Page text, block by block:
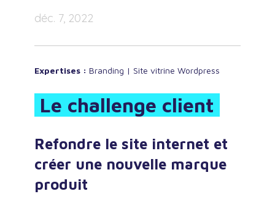
déc. 7, 2022
Expertises : Branding | Site vitrine Wordpress
Le challenge client
Refondre le site internet et
créer une nouvelle marque
produit